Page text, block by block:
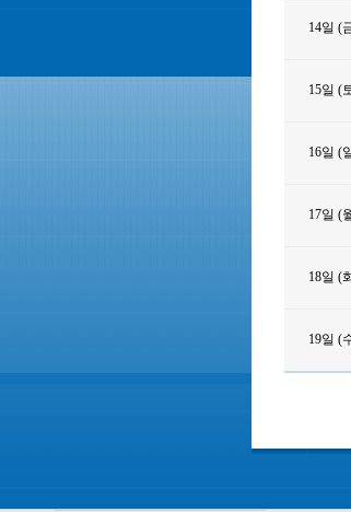
14일 (
15일 (
16일 (
17일 (
18일 (
19일 (